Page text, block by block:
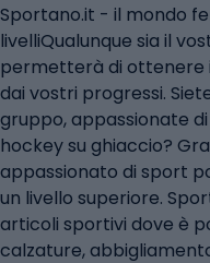
Sportano.it - il mondo
livelliQualunque sia il
permetterà di ottenere
dai vostri progressi.
gruppo, appassionate
hockey su ghiaccio?
appassionato di sport
un livello superiore.
articoli sportivi dove è
calzature,